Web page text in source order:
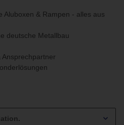
Aluboxen & Rampen - alles aus
deutsche Metallbau